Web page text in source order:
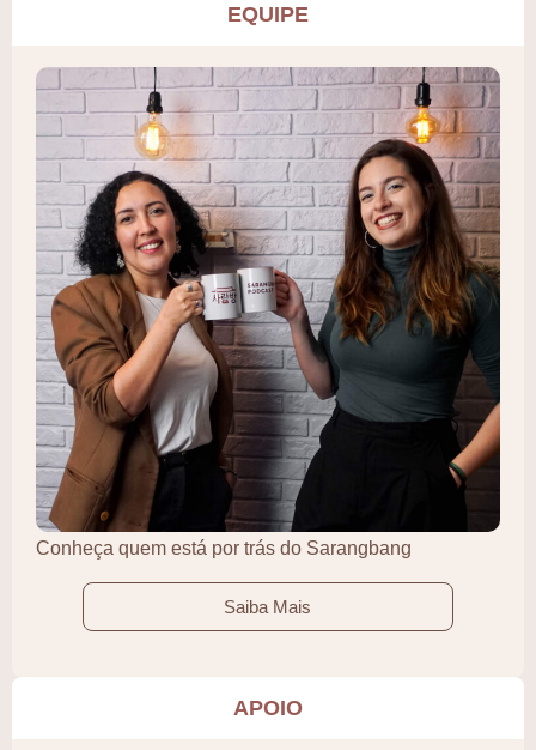
EQUIPE
Conheça quem está por trás do Sarangbang
Saiba Mais
APOIO